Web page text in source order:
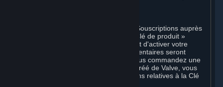
Vous êtes autorisé à commander des Souscriptions auprès
de revendeurs agréés de Valve. La « Clé de produit »
accompagnant ces commandes permet d'activer votre
Souscription. Des instructions supplémentaires seront
fournies avec le produit respectif. Si vous commandez une
Souscription auprès d'un revendeur agréé de Valve, vous
acceptez d'adresser toutes les questions relatives à la Clé